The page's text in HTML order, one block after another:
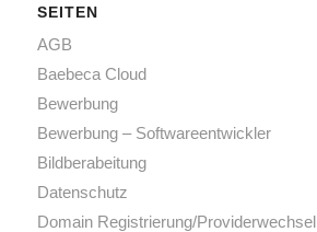
SEITEN
AGB
Baebeca Cloud
Bewerbung
Bewerbung – Softwareentwickler
Bildberabeitung
Datenschutz
Domain Registrierung/Providerwechsel